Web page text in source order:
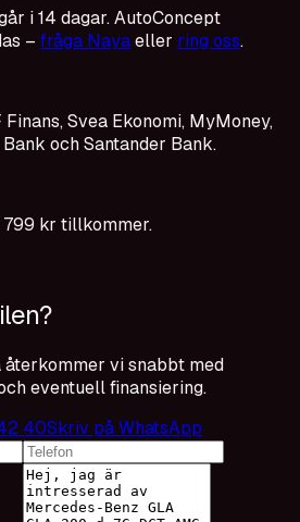
i 14 dagar. AutoConcept
– fråga Nayaeller ring oss.
Svea Ekonomi, MyMoney,
och Santander Bank.
kr tillkommer.
återkommer vi snabbt med
eventuell finansiering.
40Skriv på WhatsApp